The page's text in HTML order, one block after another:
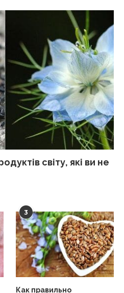
світу, які ви не
3
Как правильно